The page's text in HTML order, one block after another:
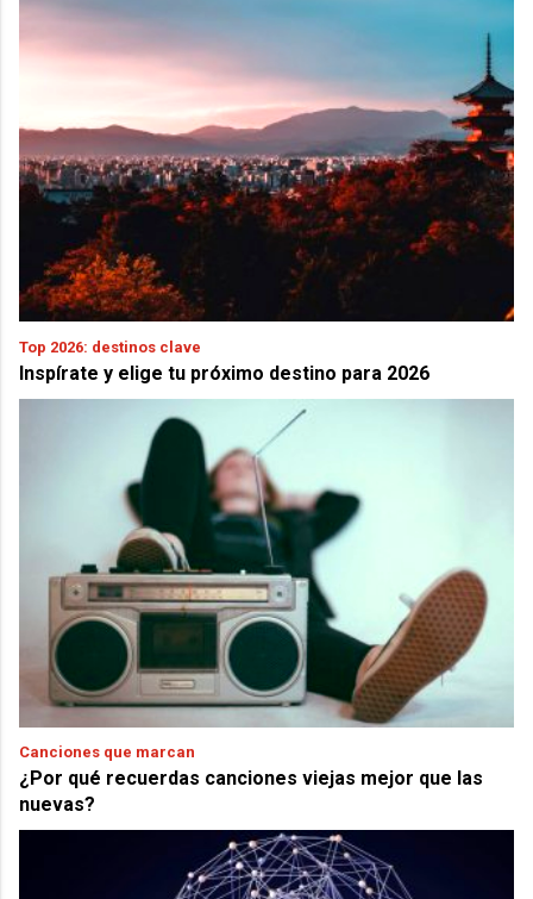
Top 2026: destinos clave
Inspírate y elige tu próximo destino para 2026
Canciones que marcan
¿Por qué recuerdas canciones viejas mejor que las
nuevas?